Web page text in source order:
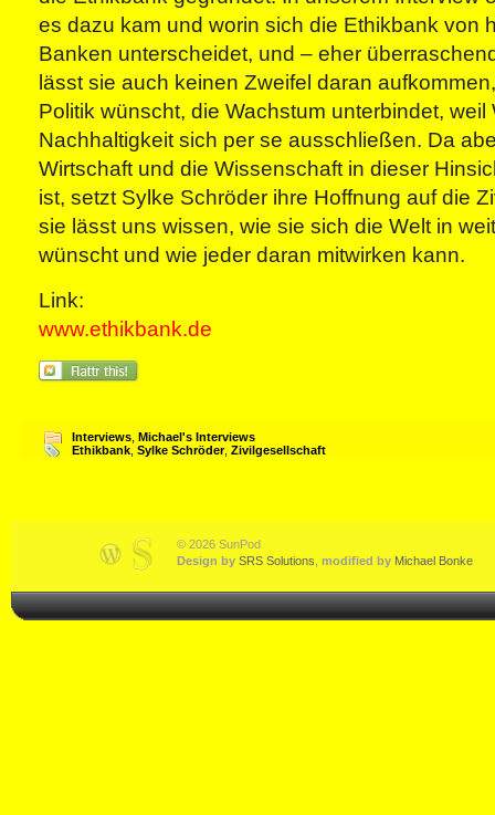
es dazu kam und worin sich die Ethikbank von
Banken unterscheidet, und – eher
lässt sie auch keinen Zweifel daran
Politik wünscht, die Wachstum unterbindet, weil
Nachhaltigkeit sich per se ausschließen. Da
Wirtschaft und die Wissenschaft in dieser
ist, setzt Sylke Schröder ihre Hoffnung auf die
sie lässt uns wissen, wie sie sich die Welt in
wünscht und wie jeder daran mitwirken kann.
Link:
www.ethikbank.de
Interviews Michael's Interviews
Ethikbank Sylke Schröder, Zivilgesellschaft
© 2026 SunPod
Design by SRS Solutions modified by Michael Bonke